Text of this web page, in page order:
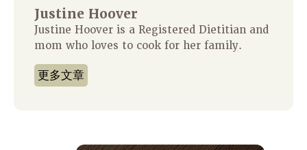
Justine Hoover
Justine Hoover is a Registered Dietitian and
mom who loves to cook for her family.
更多文章